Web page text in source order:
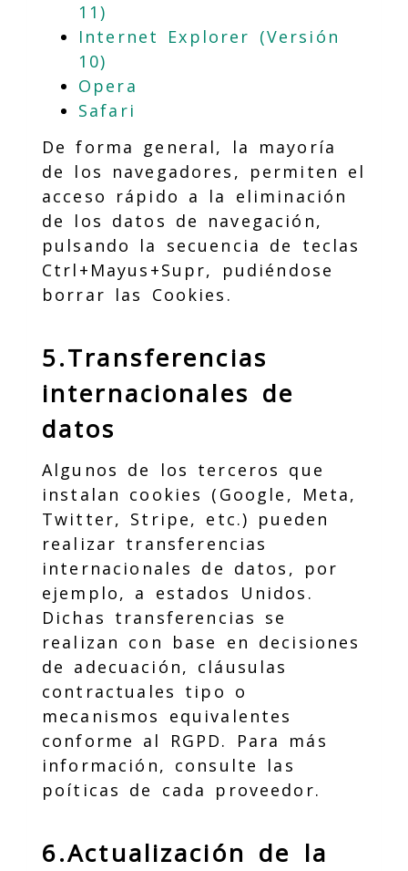
11)
Internet Explorer (Versión
10)
Opera
Safari
De forma general, la mayoría
de los navegadores, permiten el
acceso rápido a la eliminación
de los datos de navegación,
pulsando la secuencia de teclas
Ctrl+Mayus+Supr, pudiéndose
borrar las Cookies.
5.Transferencias
internacionales de
datos
Algunos de los terceros que
instalan cookies (Google, Meta,
Twitter, Stripe, etc.) pueden
realizar transferencias
internacionales de datos, por
ejemplo, a estados Unidos.
Dichas transferencias se
realizan con base en decisiones
de adecuación, cláusulas
contractuales tipo o
mecanismos equivalentes
conforme al RGPD. Para más
información, consulte las
poíticas de cada proveedor.
6.Actualización de la